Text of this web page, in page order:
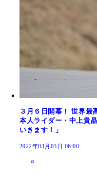
３月６日開幕！ 世界最
本人ライダー・中上貴
いきます！」
2022年03月03日 06:00